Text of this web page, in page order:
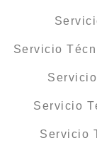
Servicio
Servicio
Servicio